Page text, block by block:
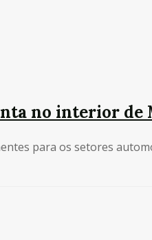
no interior de
para os setores